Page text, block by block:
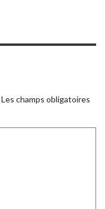
Les champs obligatoires